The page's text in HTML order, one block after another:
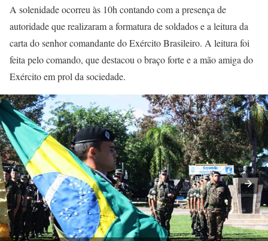
A solenidade ocorreu às 10h contando com a presença de
autoridade que realizaram a formatura de soldados e a leitura da
carta do senhor comandante do Exército Brasileiro. A leitura foi
feita pelo comando, que destacou o braço forte e a mão amiga do
Exército em prol da sociedade.